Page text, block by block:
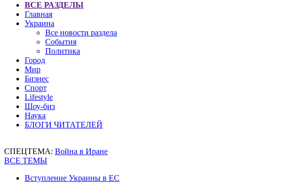
ВСЕ РАЗДЕЛЫ
Главная
Украина
Все новости раздела
События
Политика
Город
Мир
Бизнес
Спорт
Lifestyle
Шоу-биз
Наука
БЛОГИ ЧИТАТЕЛЕЙ
СПЕЦТЕМА: Война в Иране
ВСЕ ТЕМЫ
Вступление Украины в ЕС